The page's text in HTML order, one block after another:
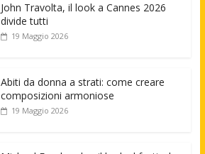
John Travolta, il look a Cannes 2026
divide tutti
19 Maggio 2026
Abiti da donna a strati: come creare
composizioni armoniose
19 Maggio 2026